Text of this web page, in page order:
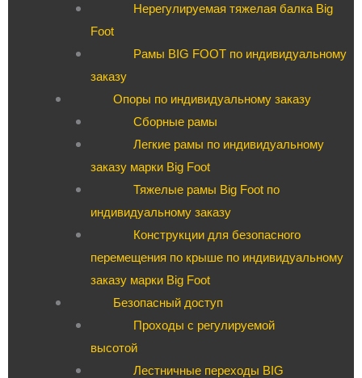
Нерегулируемая тяжелая балка Big
Foot
Рамы BIG FOOT по индивидуальному
заказу
Опоры по индивидуальному заказу
Сборные рамы
Легкие рамы по индивидуальному
заказу марки Big Foot
Тяжелые рамы Big Foot по
индивидуальному заказу
Конструкции для безопасного
перемещения по крыше по индивидуальному
заказу марки Big Foot
Безопасный доступ
Проходы с регулируемой
высотой
Лестничные переходы BIG